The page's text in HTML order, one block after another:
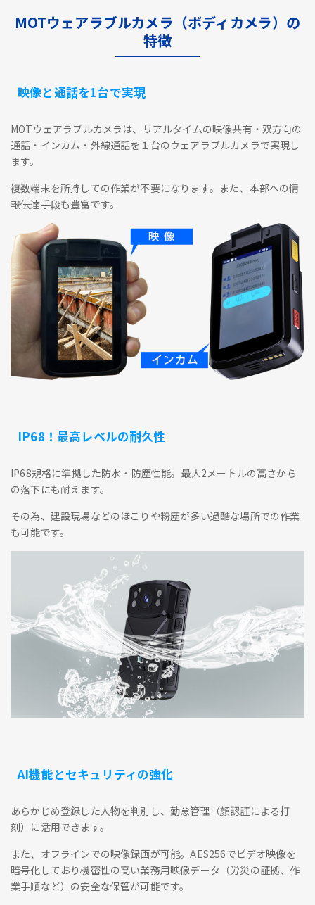
MOTウェアラブルカメラ（ボディカメラ）の
特徴
映像と通話を1台で実現
MOTウェアラブルカメラは、リアルタイムの映像共有・双方向の
通話・インカム・外線通話を１台のウェアラブルカメラで実現し
ます。
複数端末を所持しての作業が不要になります。また、本部への情
報伝達手段も豊富です。
IP68！最高レベルの耐久性
IP68規格に準拠した防水・防塵性能。最大2メートルの高さから
の落下にも耐えます。
その為、建設現場などのほこりや粉塵が多い過酷な場所での作業
も可能です。
AI機能とセキュリティの強化
あらかじめ登録した人物を判別し、勤怠管理（顔認証による打
刻）に活用できます。
また、オフラインでの映像録画が可能。AES256でビデオ映像を
暗号化しており機密性の高い業務用映像データ（労災の証拠、作
業手順など）の安全な保管が可能です。